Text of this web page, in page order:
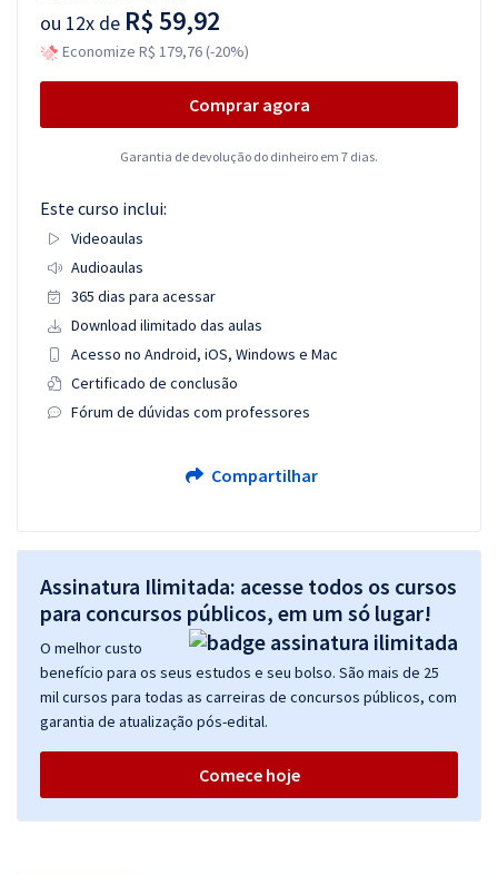
ou 12x de R$ 59,92
Economize R$ 179,76 (-20%)
Comprar agora
Garantia de devolução do dinheiro em 7 dias.
Este curso inclui:
Videoaulas
Audioaulas
365 dias para acessar
Download ilimitado das aulas
Acesso no Android, iOS, Windows e Mac
Certificado de conclusão
Fórum de dúvidas com professores
Compartilhar
Assinatura Ilimitada: acesse todos os cursos
para concursos públicos, em um só lugar!
O melhor custo
benefício para os seus estudos e seu bolso. São mais de 25
mil cursos para todas as carreiras de concursos públicos, com
garantia de atualização pós-edital.
Comece hoje